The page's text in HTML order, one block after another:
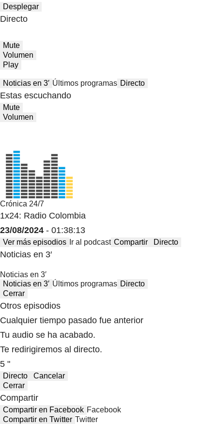
Desplegar
Directo
Mute
Volumen
Play
Noticias en 3′ Últimos programas Directo
Estas escuchando
Mute
Volumen
Crónica 24/7
1x24: Radio Colombia
23/08/2024 - 01:38:13
Ver más episodios Ir al podcast Compartir Directo
Noticias en 3′
Noticias en 3′
Noticias en 3′ Últimos programas Directo
Cerrar
Otros episodios
Cualquier tiempo pasado fue anterior
Tu audio se ha acabado.
Te redirigiremos al directo.
5 "
Directo
Cancelar
Cerrar
Compartir
Compartir en Facebook Facebook
Compartir en Twitter Twitter